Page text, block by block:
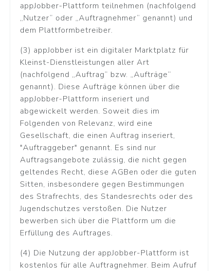
appJobber-Plattform teilnehmen (nachfolgend
„Nutzer“ oder „Auftragnehmer“ genannt) und
dem Plattformbetreiber.
(3) appJobber ist ein digitaler Marktplatz für
Kleinst-Dienstleistungen aller Art
(nachfolgend „Auftrag“ bzw. „Aufträge“
genannt). Diese Aufträge können über die
appJobber-Plattform inseriert und
abgewickelt werden. Soweit dies im
Folgenden von Relevanz, wird eine
Gesellschaft, die einen Auftrag inseriert,
"Auftraggeber" genannt. Es sind nur
Auftragsangebote zulässig, die nicht gegen
geltendes Recht, diese AGBen oder die guten
Sitten, insbesondere gegen Bestimmungen
des Strafrechts, des Standesrechts oder des
Jugendschutzes verstoßen. Die Nutzer
bewerben sich über die Plattform um die
Erfüllung des Auftrages.
(4) Die Nutzung der appJobber-Plattform ist
kostenlos für alle Auftragnehmer. Beim Aufruf